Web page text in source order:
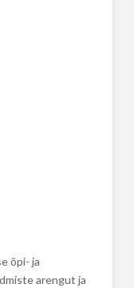
õpi- ja
arengut ja